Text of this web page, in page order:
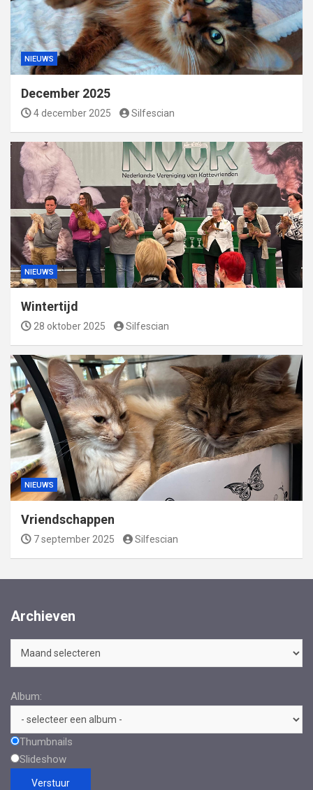
NIEUWS
December 2025
4 december 2025 Silfescian
NIEUWS
Wintertijd
28 oktober 2025 Silfescian
NIEUWS
Vriendschappen
7 september 2025 Silfescian
Archieven
Archieven
Album:
Thumbnails
Slideshow